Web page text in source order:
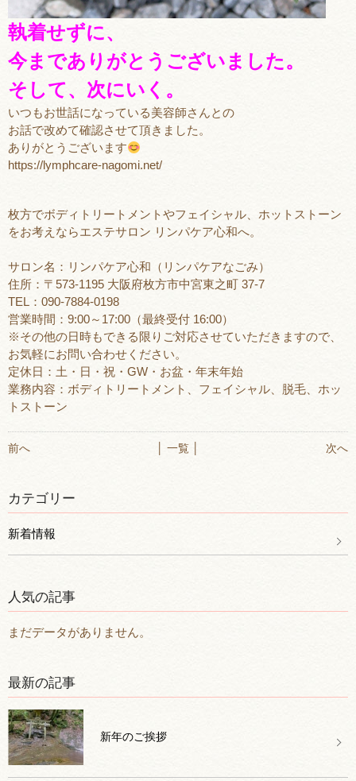
執着せずに、
今までありがとうございました。
そして、次にいく。
いつもお世話になっている美容師さんとの
お話で改めて確認させて頂きました。
ありがとうございます
https://lymphcare-nagomi.net/
枚方でボディトリートメントやフェイシャル、ホットストーン
をお考えならエステサロン リンパケア心和へ。
サロン名：リンパケア心和（リンパケアなごみ）
住所：〒573-1195 大阪府枚方市中宮東之町 37-7
TEL：090-7884-0198
営業時間：9:00～17:00（最終受付 16:00）
※その他の日時もできる限りご対応させていただきますので、
お気軽にお問い合わせください。
定休日：土・日・祝・GW・お盆・年末年始
業務内容：ボディトリートメント、フェイシャル、脱毛、ホッ
トストーン
前へ 次へ
│ 一覧 │
カテゴリー
新着情報
人気の記事
まだデータがありません。
最新の記事
新年のご挨拶